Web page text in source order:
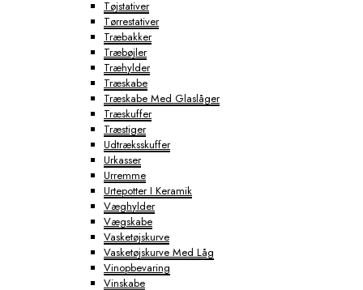
Tøjstativer
Tørrestativer
Træbakker
Træbøjler
Træhylder
Træskabe
Træskabe Med Glaslåger
Træskuffer
Træstiger
Udtræksskuffer
Urkasser
Urremme
Urtepotter I Keramik
Væghylder
Vægskabe
Vasketøjskurve
Vasketøjskurve Med Låg
Vinopbevaring
Vinskabe